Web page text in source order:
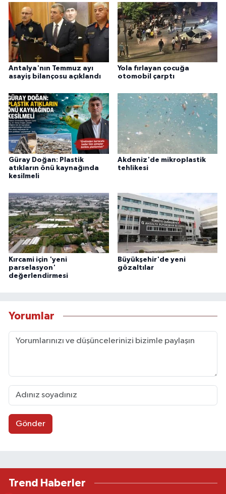
Antalya'nın Temmuz ayı
asayiş bilançosu açıklandı
Yola fırlayan çocuğa
otomobil çarptı
Güray Doğan: Plastik
atıkların önü kaynağında
kesilmeli
Akdeniz'de mikroplastik
tehlikesi
Kırcami için 'yeni
parselasyon'
değerlendirmesi
Büyükşehir'de yeni
gözaltılar
Yorumlar
Gönder
Trend Haberler